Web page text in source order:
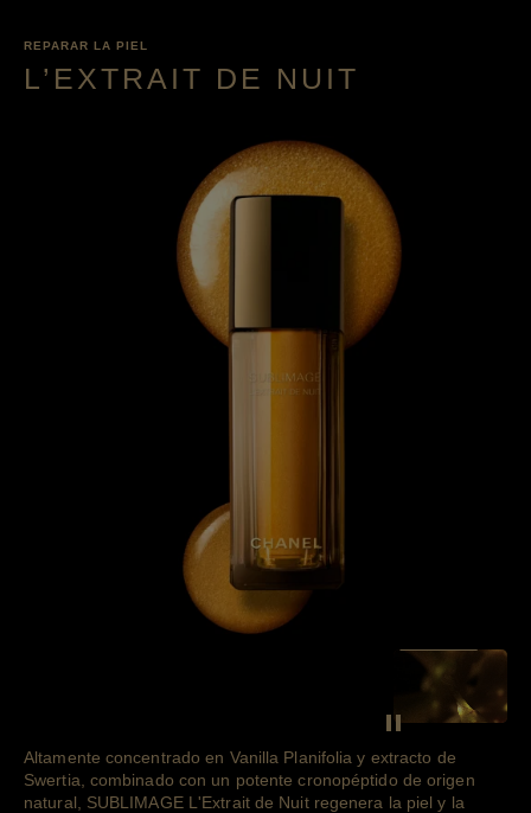
REPARAR LA PIEL
L’EXTRAIT DE NUIT
Pausar el vídeo
SEE THE
Altamente concentrado en Vanilla Planifolia y extracto de
Swertia, combinado con un potente cronopéptido de origen
natural, SUBLIMAGE L'Extrait de Nuit regenera la piel y la